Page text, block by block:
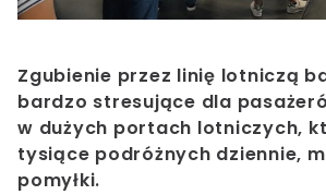
Zgubienie przez linię lotniczą
bardzo stresujące dla
w dużych portach lotniczych,
tysiące podróżnych dziennie,
pomyłki.